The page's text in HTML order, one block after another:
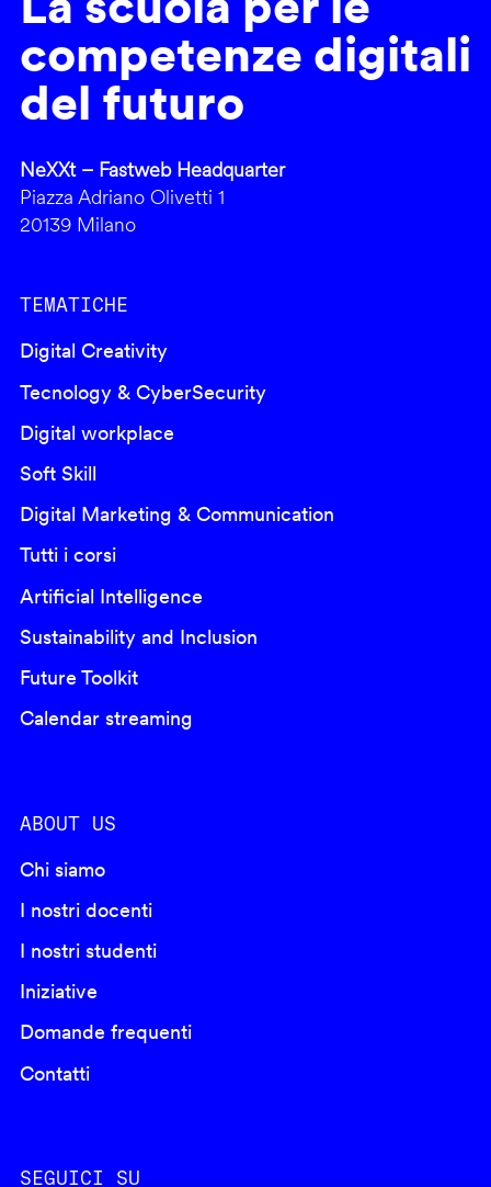
competenze digitali
del futuro
NeXXt – Fastweb Headquarter
Piazza Adriano Olivetti 1
20139 Milano
TEMATICHE
Digital Creativity
Tecnology & CyberSecurity
Digital workplace
Soft Skill
Digital Marketing & Communication
Tutti i corsi
Artificial Intelligence
Sustainability and Inclusion
Future Toolkit
Calendar streaming
ABOUT US
Chi siamo
I nostri docenti
I nostri studenti
Iniziative
Domande frequenti
Contatti
SEGUICI SU